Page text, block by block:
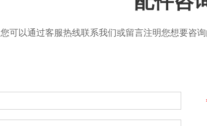
您可以通过客服热线联系我们或留言注明您想要咨